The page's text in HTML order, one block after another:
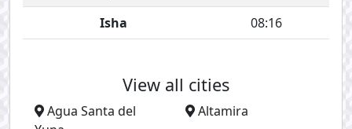
Isha
08:16
View all cities
Agua Santa del
Altamira